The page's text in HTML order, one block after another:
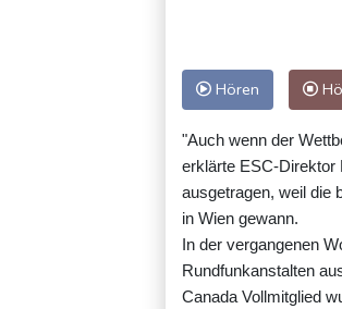
Hören
"Auch wenn der
erklärte ESC-Direktor
ausgetragen, weil die
in Wien gewann.
In der vergangenen
Rundfunkanstalten
Canada Vollmitglied